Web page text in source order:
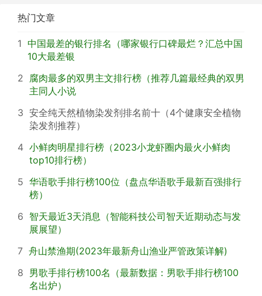
热门文章
1 中国最差的银行排名（哪家银行口碑最烂？汇总中国
10大最差银
2 腐肉最多的双男主文排行榜（推荐几篇最经典的双男
主同人小说
3 安全纯天然植物染发剂排名前十（4个健康安全植物
染发剂推荐）
4 小鲜肉明星排行榜（2023小龙虾圈内最火小鲜肉
top10排行榜）
5 华语歌手排行榜100位（盘点华语歌手最新百强排行
榜）
6 智天最近3天消息（智能科技公司智天近期动态与发
展展望）
7 舟山禁渔期(2023年最新舟山渔业严管政策详解)
8 男歌手排行榜100名（最新数据：男歌手排行榜100
名出炉）